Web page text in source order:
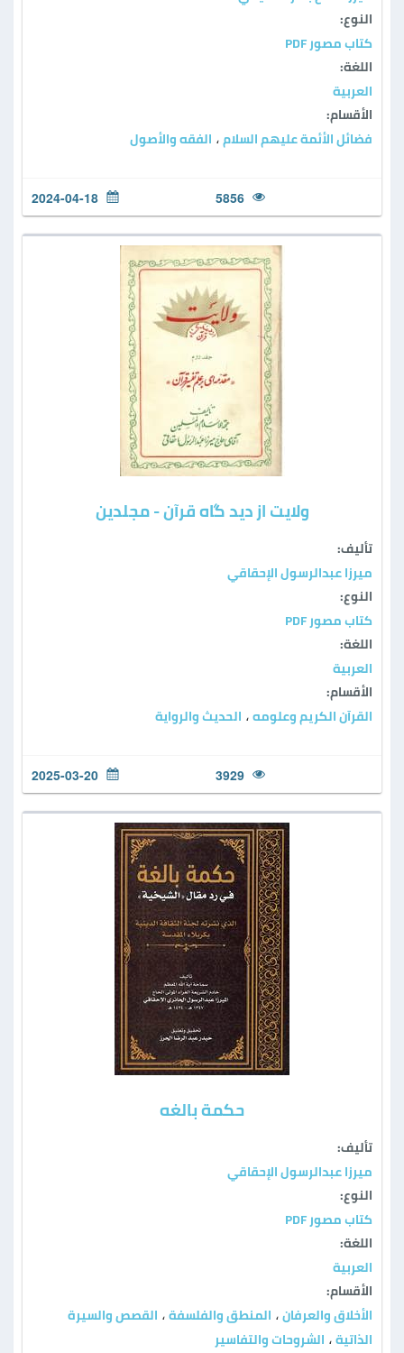
النوع:
كتاب مصور PDF
اللغة:
العربية
الأقسام:
فضائل الأئمة عليهم السلام ، الفقه والأصول
5856
2024-04-18
ولایت از دید گاه قرآن - مجلدين
تأليف:
ميرزا عبدالرسول الإحقاقي
النوع:
كتاب مصور PDF
اللغة:
العربية
الأقسام:
القرآن الكريم وعلومه ، الحديث والرواية
3929
2025-03-20
حكمة بالغه
تأليف:
ميرزا عبدالرسول الإحقاقي
النوع:
كتاب مصور PDF
اللغة:
العربية
الأقسام:
الأخلاق والعرفان ، المنطق والفلسفة ، القصص والسيرة
الذاتية ، الشروحات والتفاسير